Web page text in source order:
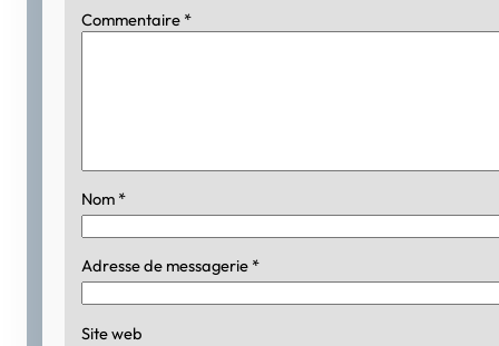
Commentaire *
Nom *
Adresse de messagerie *
Site web